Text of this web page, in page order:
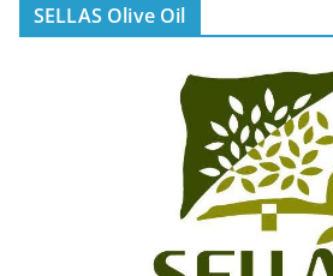
SELLAS Olive Oil